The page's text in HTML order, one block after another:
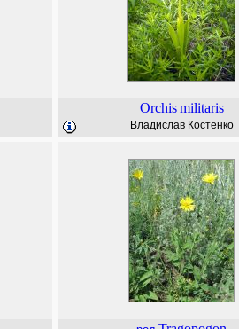
Orchis militaris
Владислав Костенко